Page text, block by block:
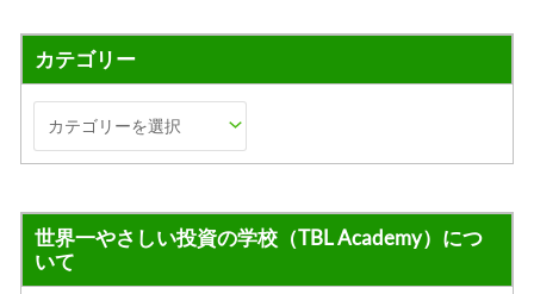
カテゴリー
世界一やさしい投資の学校（TBL Academy）につ
いて